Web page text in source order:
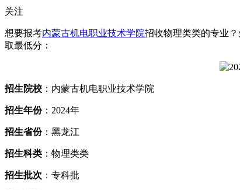
关注
想要报考内蒙古机电职业技术学院招收物理类类的专业
取最低分：
招生院校 ：内蒙古机电职业技术学院
招生年份：2024年
招生省份：黑龙江
招生科类 ：物理类类
招生批次 ：专科批